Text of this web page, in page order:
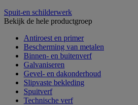
Spuit-en schilderwerk
Bekijk de hele productgroep
Antiroest en primer
Bescherming van metalen
Binnen- en buitenverf
Galvaniseren
Gevel- en dakonderhoud
Slipvaste bekleding
Spuitverf
Technische verf